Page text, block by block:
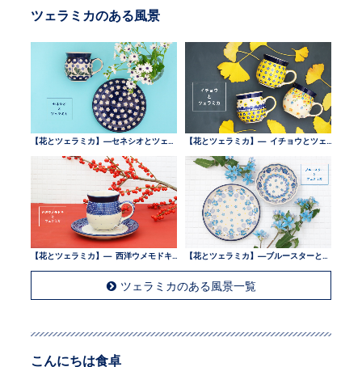
ツェラミカのある風景
ツェラミカのある風景一覧
こんにちは食卓